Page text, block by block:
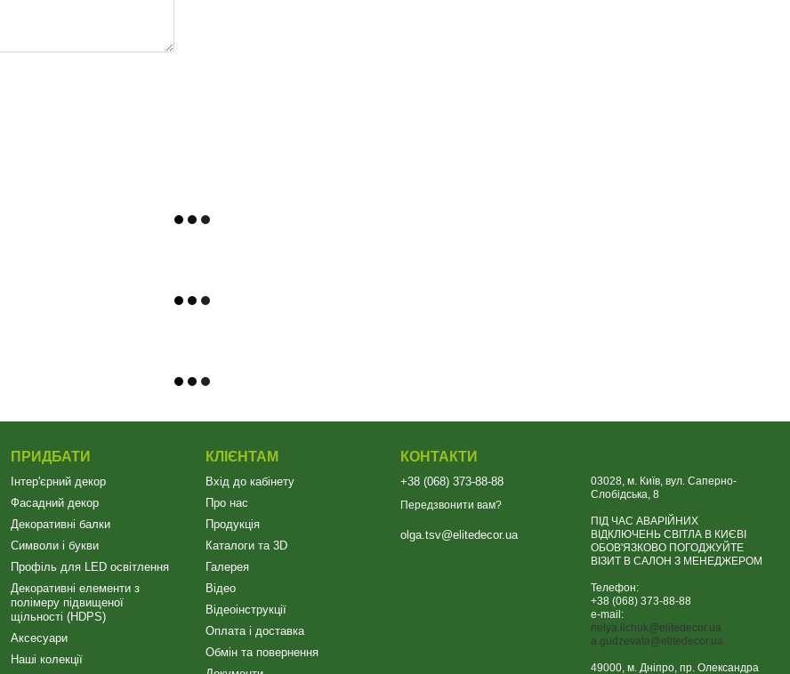
ПРИДБАТИ
Інтер'єрний декор
Фасадний декор
Декоративні балки
Символи і букви
Профіль для LED освітлення
Декоративні елементи з
полімеру підвищеної
щільності (HDPS)
Аксесуари
Наші колекції
КЛІЄНТАМ
Вхід до кабінету
Про нас
Продукція
Каталоги та 3D
Галерея
Відео
Відеоінструкції
Оплата і доставка
Обмін та повернення
КОНТАКТИ
+38 (068) 373-88-88
Передзвонити вам?
olga.tsv@elitedecor.ua
03028, м. Київ, вул. Саперно-
Слобідська, 8
ПІД ЧАС АВАРІЙНИХ
ВІДКЛЮЧЕНЬ СВІТЛА В КИЄВІ
ОБОВ'ЯЗКОВО ПОГОДЖУЙТЕ
ВІЗИТ В САЛОН З МЕНЕДЖЕРОМ
Телефон:
+38 (068) 373-88-88
e-mail:
nelya.ilchuk@elitedecor.ua
a.gudzevata@elitedecor.ua
49000, м. Дніпро, пр. Олександра